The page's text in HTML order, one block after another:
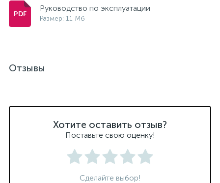
Руководство по эксплуатации
Размер: 11 Мб
Отзывы
Хотите оставить отзыв?
Поставьте свою оценку!
Сделайте выбор!